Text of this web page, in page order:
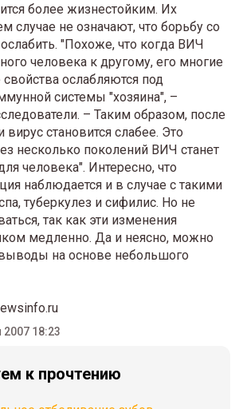
более жизнестойким. Их
случае не означают, что борьбу со
"Похоже, что когда ВИЧ
человека к другому, его многие
ослабляются под
системы "хозяина", –
– Таким образом, после
становится слабее. Это
несколько поколений ВИЧ станет
человека". Интересно, что
наблюдается и в случае с такими
туберкулез и сифилис. Но не
так как эти изменения
медленно. Да и неясно, можно
на основе небольшого
18:23
к прочтению